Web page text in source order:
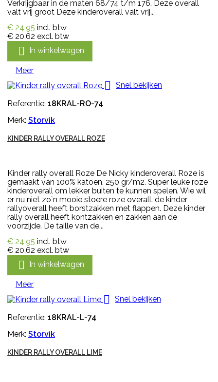
Verkrijgbaar in de maten 68/74 t/m 176. Deze overall
valt vrij groot Deze kinderoverall valt vrij...
€ 24,95 incl. btw
€ 20,62 excl. btw
 In winkelwagen
Meer

Snel bekijken
Referentie: 18KRAL-RO-74
Merk: Storvik
KINDER RALLY OVERALL ROZE
Kinder rally overall Roze De Nicky kinderoverall Roze is
gemaakt van 100% katoen, 250 gr/m2. Super leuke roze
kinderoverall om lekker buiten te kunnen spelen. Wie wil
er nu niet zo`n mooie stoere roze overall. de kinder
rallyoverall heeft borstzakken met flappen. Deze kinder
rally overall heeft kontzakken en zakken aan de
voorzijde. De taille van de...
€ 24,95 incl. btw
€ 20,62 excl. btw
 In winkelwagen
Meer

Snel bekijken
Referentie: 18KRAL-L-74
Merk: Storvik
KINDER RALLY OVERALL LIME